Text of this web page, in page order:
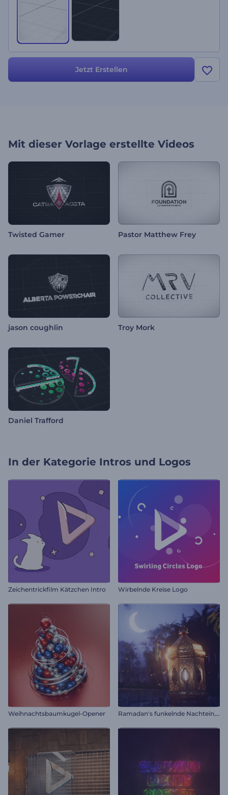
Jetzt Erstellen
Mit dieser Vorlage erstellte Videos
Twisted Gamer Pastor Matthew Frey
jason coughlin Troy Mork
Daniel Trafford
In der Kategorie Intros und Logos
Zeichentrickfilm Kätzchen Intro Wirbelnde Kreise Logo
Weihnachtsbaumkugel-Opener R
amadan's funkelnde Nachteinführung